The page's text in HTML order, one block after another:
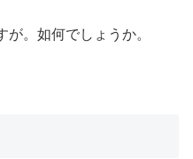
。如何でしょうか。